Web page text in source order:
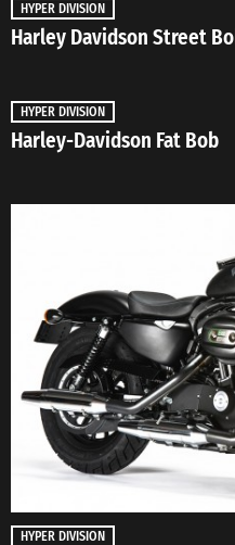
HYPER DIVISION
Harley Davidson Street
HYPER DIVISION
Harley-Davidson Fat Bob
HYPER DIVISION